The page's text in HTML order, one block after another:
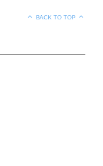
BACK TO TOP